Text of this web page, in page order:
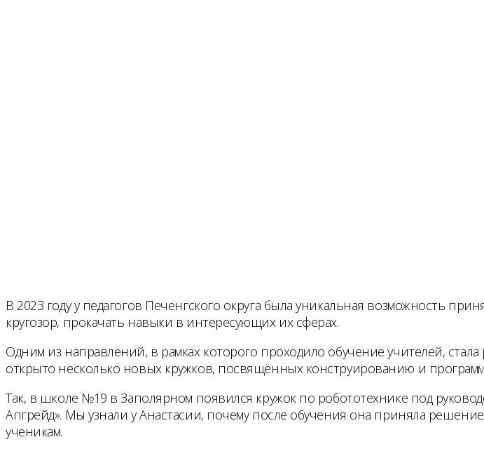
В 2023 году у педагогов Печенгского округа была уникальная возможность
кругозор, прокачать навыки в интересующих их сферах.
Одним из направлений, в рамках которого проходило обучение учителей,
открыто несколько новых кружков, посвящённых конструированию и
Так, в школе №19 в Заполярном появился кружок по робототехнике под
Апгрейд». Мы узнали у Анастасии, почему после обучения она приняла
ученикам.